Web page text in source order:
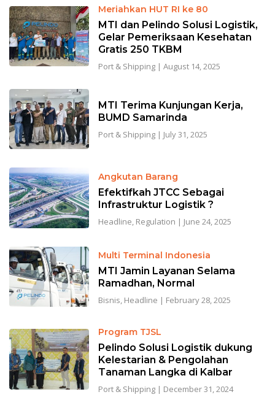
Meriahkan HUT RI ke 80
MTI dan Pelindo Solusi Logistik,
Gelar Pemeriksaan Kesehatan
Gratis 250 TKBM
Port & Shipping| August 14, 2025
MTI Terima Kunjungan Kerja,
BUMD Samarinda
Port & Shipping| July 31, 2025
Angkutan Barang
Efektifkah JTCC Sebagai
Infrastruktur Logistik ?
Headline, Regulation | June 24, 2025
Multi Terminal Indonesia
MTI Jamin Layanan Selama
Ramadhan, Normal
Bisnis, Headline | February 28, 2025
Program TJSL
Pelindo Solusi Logistik dukung
Kelestarian & Pengolahan
Tanaman Langka di Kalbar
Port & Shipping| December 31, 2024